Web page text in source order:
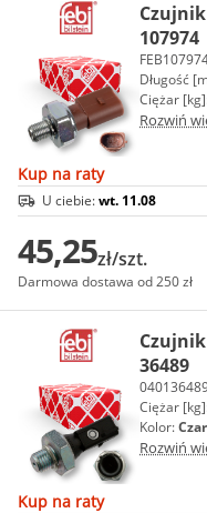
107974
Długość
Ciężar
Rozwiń
Kup na raty
U ciebie:wt. 11.08
45,25zł/szt.
Darmowa dostawa od 250 zł
36489
Ciężar
Kolor:
Rozwiń
Kup na raty